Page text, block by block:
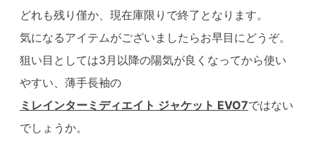
どれも残り僅か、現在庫限りで終了となります。
気になるアイテムがございましたらお早目にどうぞ。
狙い目としては3月以降の陽気が良くなってから使い
やすい、薄手長袖の
ミレインターミディエイト ジャケット EVO7ではない
でしょうか。